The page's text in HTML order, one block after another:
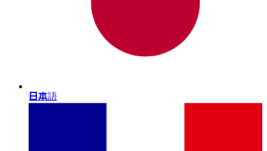
日本語